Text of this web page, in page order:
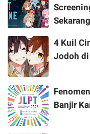
4 Kuil
Jodoh di
Banjir